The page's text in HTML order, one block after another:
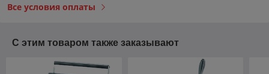
Все условия оплаты
С этим товаром также заказывают